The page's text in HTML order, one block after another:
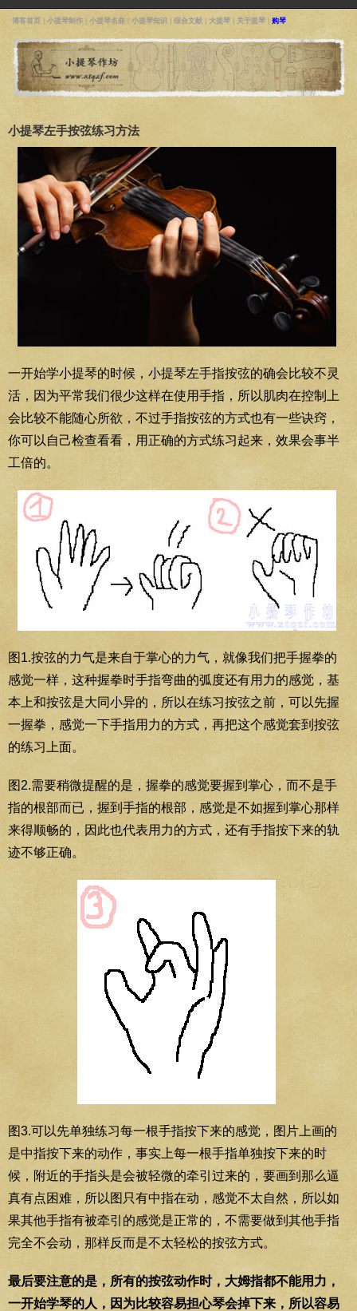
博客首页 小提琴制作 小提琴名曲 小提琴知识 综合文献 大提琴 关于提琴 购琴
小提琴左手按弦练习方法
一开始学小提琴的时候，小提琴左手指按弦的确会比较不灵
活，因为平常我们很少这样在使用手指，所以肌肉在控制上
会比较不能随心所欲，不过手指按弦的方式也有一些诀窍，
你可以自己检查看看，用正确的方式练习起来，效果会事半
工倍的。
图1.按弦的力气是来自于掌心的力气，就像我们把手握拳的
感觉一样，这种握拳时手指弯曲的弧度还有用力的感觉，基
本上和按弦是大同小异的，所以在练习按弦之前，可以先握
一握拳，感觉一下手指用力的方式，再把这个感觉套到按弦
的练习上面。
图2.需要稍微提醒的是，握拳的感觉要握到掌心，而不是手
指的根部而已，握到手指的根部，感觉是不如握到掌心那样
来得顺畅的，因此也代表用力的方式，还有手指按下来的轨
迹不够正确。
图3.可以先单独练习每一根手指按下来的感觉，图片上画的
是中指按下来的动作，事实上每一根手指单独按下来的时
候，附近的手指头是会被轻微的牵引过来的，要画到那么逼
真有点困难，所以图只有中指在动，感觉不太自然，所以如
果其他手指有被牵引的感觉是正常的，不需要做到其他手指
完全不会动，那样反而是不太轻松的按弦方式。
最后要注意的是，所有的按弦动作时，大姆指都不能用力，
一开始学琴的人，因为比较容易担心琴会掉下来，所以容易